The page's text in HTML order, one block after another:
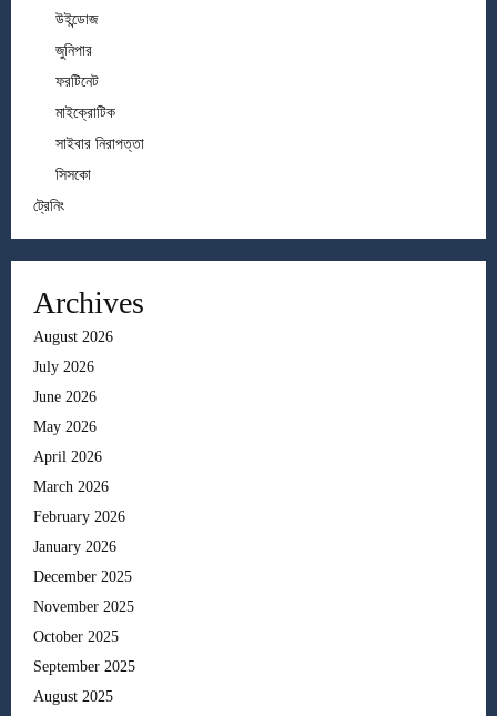
উইন্ডোজ
জুনিপার
ফরটিনেট
মাইক্রোটিক
সাইবার নিরাপত্তা
সিসকো
ট্রেনিং
Archives
August 2026
July 2026
June 2026
May 2026
April 2026
March 2026
February 2026
January 2026
December 2025
November 2025
October 2025
September 2025
August 2025